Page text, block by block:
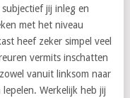
jij inleg en
met het niveau
heef zeker simpel veel
vermits inschatten
vanuit linksom naar
Werkelijk heb jij